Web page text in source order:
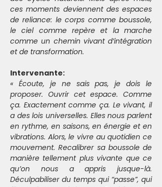
ces moments deviennent des espaces
de reliance: le corps comme boussole,
le ciel comme repère et la marche
comme un chemin vivant d’intégration
et de transformation.
Intervenante:
« Écoute, je ne sais pas, je dois le
proposer. Ouvrir cet espace. Comme
ça. Exactement comme ça. Le vivant, il
a des lois universelles. Elles nous parlent
en rythme, en saisons, en énergie et en
vibrations. Alors, le vivre au quotidien ce
mouvement. Recalibrer sa boussole de
manière tellement plus vivante que ce
qu’on nous a appris jusque-là.
Déculpabiliser du temps qui “passe”, qui